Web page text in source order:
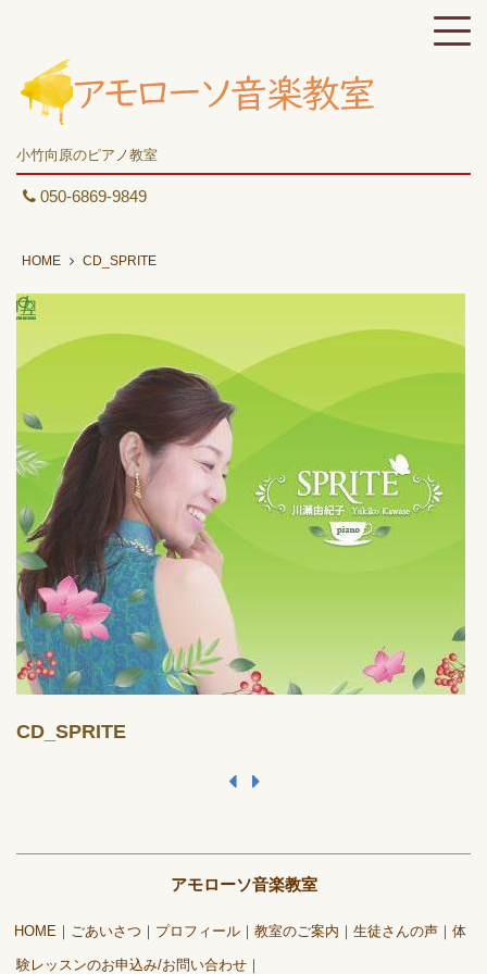
小竹向原のピアノ教室
050-6869-9849
HOME CD_SPRITE
CD_SPRITE
アモローソ音楽教室
HOME ごあいさつ プロフィール 教室のご案内 生徒さんの声 体
験レッスンのお申込み/お問い合わせ